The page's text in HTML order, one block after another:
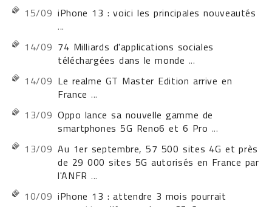
15/09 iPhone 13 : voici les principales nouveautés
...
14/09 74 Milliards d'applications sociales
téléchargées dans le monde ...
14/09 Le realme GT Master Edition arrive en
France...
13/09 Oppo lance sa nouvelle gamme de
smartphones 5G Reno6 et 6 Pro ...
13/09 Au 1er septembre, 57 500 sites 4G et près
de 29 000 sites 5G autorisés en France par
l'ANFR ...
10/09 iPhone 13 : attendre 3 mois pourrait